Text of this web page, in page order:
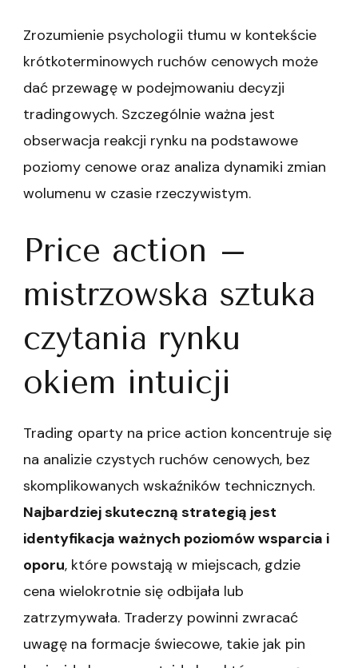
Zrozumienie psychologii tłumu w kontekście
krótkoterminowych ruchów cenowych może
dać przewagę w podejmowaniu decyzji
tradingowych. Szczególnie ważna jest
obserwacja reakcji rynku na podstawowe
poziomy cenowe oraz analiza dynamiki zmian
wolumenu w czasie rzeczywistym.
Price action –
mistrzowska sztuka
czytania rynku
okiem intuicji
Trading oparty na price action koncentruje się
na analizie czystych ruchów cenowych, bez
skomplikowanych wskaźników technicznych.
Najbardziej skuteczną strategią jest
identyfikacja ważnych poziomów wsparcia i
oporu, które powstają w miejscach, gdzie
cena wielokrotnie się odbijała lub
zatrzymywała. Traderzy powinni zwracać
uwagę na formacje świecowe, takie jak pin